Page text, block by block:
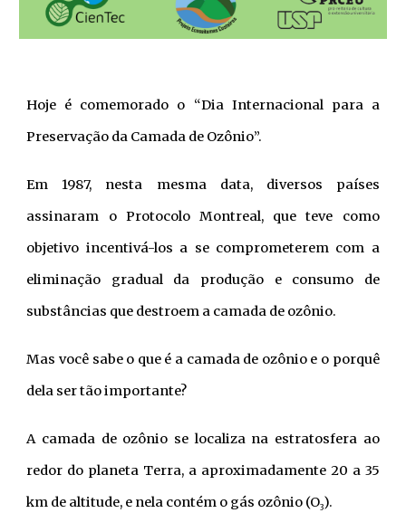
Hoje é comemorado o “Dia Internacional para a
Preservação da Camada de Ozônio”.
Em 1987, nesta mesma data, diversos países
assinaram o Protocolo Montreal, que teve como
objetivo incentivá-los a se comprometerem com a
eliminação gradual da produção e consumo de
substâncias que destroem a camada de ozônio.
Mas você sabe o que é a camada de ozônio e o porquê
dela ser tão importante?
A camada de ozônio se localiza na estratosfera ao
redor do planeta Terra, a aproximadamente 20 a 35
km de altitude, e nela contém o gás ozônio (O3).